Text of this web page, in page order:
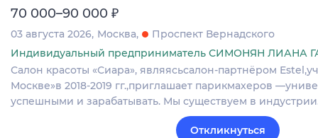
70 000–90 000 ₽
03 августа 2026 Москва
Проспект Вернадского
Индивидуальный предприниматель СИМОНЯН ЛИАНА
Салон красоты «Сиара», являясьсалон-партнёром
Москве»в 2018-2019 гг.,приглашает парикмахеров
успешными и зарабатывать. Мы существуем в
Откликнуться